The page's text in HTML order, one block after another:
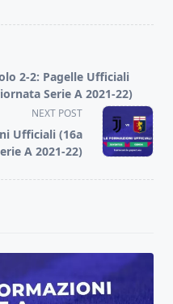
2-2: Pagelle Ufficiali
Serie A 2021-22)
NEXT POST
Ufficiali (16a
A 2021-22)